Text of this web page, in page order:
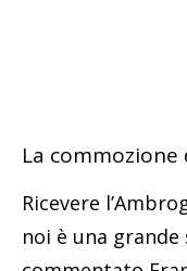
La
Ricevere
noi è una